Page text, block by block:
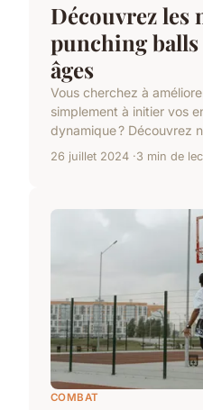
Découvrez les
punching
âges
Vous cherchez à
simplement à initier vos
dynamique ? Découvrez
26 juillet 2024 3 min de
COMBAT